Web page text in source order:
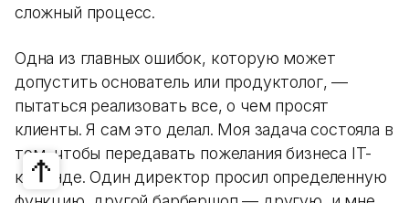
сложный процесс.
Одна из главных ошибок, которую может
допустить основатель или продуктолог, —
пытаться реализовать все, о чем просят
клиенты. Я сам это делал. Моя задача состояла в
том, чтобы передавать пожелания бизнеса IT-
команде. Один директор просил определенную